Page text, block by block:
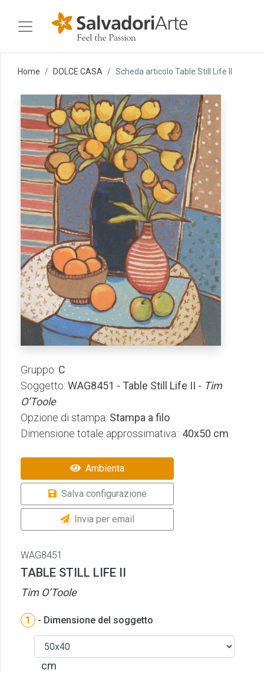
Home DOLCE CASA Scheda articolo Table Still Life II
Gruppo: C
Soggetto: WAG8451 - Table Still Life II - Tim
O’Toole
Opzione di stampa: Stampa a filo
Dimensione totale approssimativa:: 40x50 cm
Ambienta
Salva configurazione
Invia per email
WAG8451
TABLE STILL LIFE II
Tim O’Toole
1 - Dimensione del soggetto
cm